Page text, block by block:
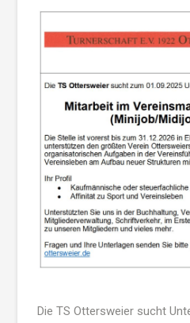
Die TS Ottersweier sucht